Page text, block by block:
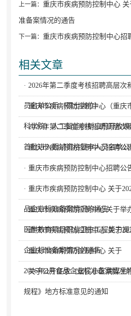
上一篇： 重庆市疾病预防控制中心
准备案情况的通告
下一篇： 重庆市疾病预防控制中心招
相关文章
· 2026年第二季度考核招聘高层次
员名单公示（硕士岗位）
· 重庆市疾病预防控制中心（重庆
科学院）人工智能创新应用开放
· 2026年第二季度考核招聘高层次
首批进入面试资格复审人员名单公
· 重庆市疾病预防控制中心招聘公
· 重庆市疾病预防控制中心招聘公
· 重庆市疾病预防控制中心 关于
品企业标准备案情况的通告
· 重庆市疾病预防控制中心关于举
医学教育项目职业卫生工程能力
· 重庆市疾病预防控制中心 关于
企业标准备案情况的通告
· 重庆市疾病预防控制中心 关于
2026年3月食品企业标准备案情况
· 关于公开征求《居民小区病媒生
规程》地方标准意见的通知